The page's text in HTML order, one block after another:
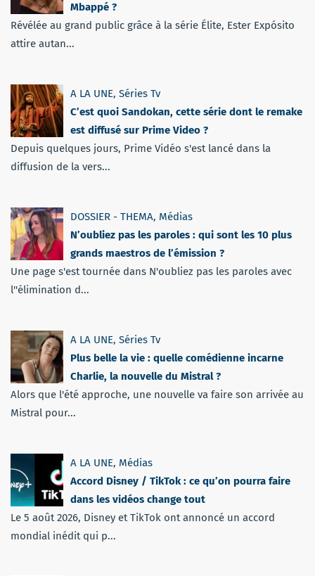
Mbappé ?
Révélée au grand public grâce à la série Élite, Ester Expósito
attire autan...
A LA UNE, Séries Tv
C’est quoi Sandokan, cette série dont le remake
est diffusé sur Prime Video ?
Depuis quelques jours, Prime Vidéo s'est lancé dans la
diffusion de la vers...
DOSSIER - THEMA, Médias
N’oubliez pas les paroles : qui sont les 10 plus
grands maestros de l’émission ?
Une page s'est tournée dans N'oubliez pas les paroles avec
l''élimination d...
A LA UNE, Séries Tv
Plus belle la vie : quelle comédienne incarne
Charlie, la nouvelle du Mistral ?
Alors que l'été approche, une nouvelle va faire son arrivée au
Mistral pour...
A LA UNE, Médias
Accord Disney / TikTok : ce qu’on pourra faire
dans les vidéos change tout
Le 5 août 2026, Disney et TikTok ont annoncé un accord
mondial inédit qui p...